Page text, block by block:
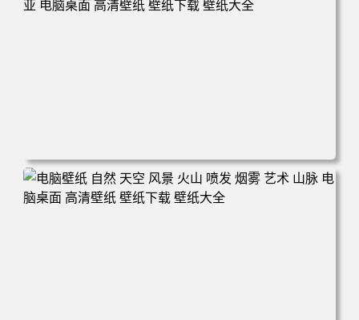
面 高清壁纸 壁纸下载 壁纸大全
电脑壁纸 田野 风景 自然 云 天空 丘陵 微软 加利福尼亚 电
脑桌面 高清壁纸 壁纸下载 壁纸大全